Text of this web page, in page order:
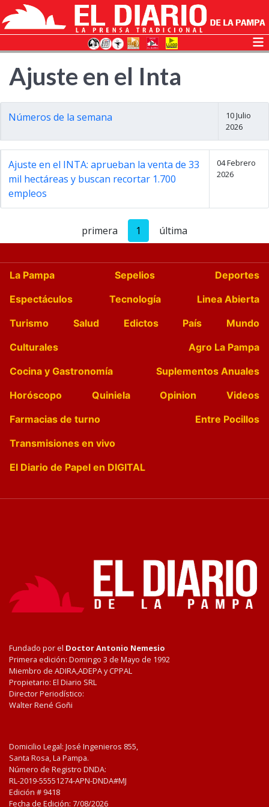
Ajuste en el Inta
Números de la semana
10 Julio
2026
Ajuste en el INTA: aprueban la venta de 33
mil hectáreas y buscan recortar 1.700
empleos
04 Febrero
2026
primera 1 última
La Pampa Sepelios
Deportes
Espectáculos
Tecnología
Linea Abierta
Turismo
Salud Edictos País
Mundo
Culturales
Agro La Pampa
Cocina y Gastronomía
Suplementos Anuales
Horóscopo
Quiniela Opinion
Videos
Farmacias de turno
Entre Pocillos
Transmisiones en vivo
El Diario de Papel en DIGITAL
Fundado por el Doctor Antonio Nemesio
Primera edición: Domingo 3 de Mayo de 1992
Miembro de ADIRA,ADEPA y CPPAL
Propietario: El Diario SRL
Director Periodístico:
Walter René Goñi
Domicilio Legal: José Ingenieros 855,
Santa Rosa, La Pampa.
Número de Registro DNDA:
RL-2019-55551274-APN-DNDA#MJ
Edición # 9418
Fecha de Edición: 7/08/2026